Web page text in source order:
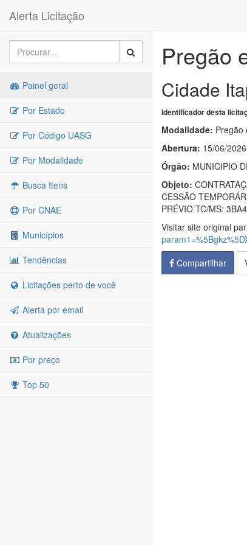
Alerta Licitação
Painel geral
Por Estado
Por Código UASG
Por Modalidade
Busca Itens
Por CNAE
Municípios
Tendências
Licitações perto de você
Alerta por email
Atualizações
Por preço
Top 50
Pregão
Cidade
Identificador desta
Modalidade: Pregão
Abertura: 15/06/
Órgão: MUNICIPIO
Objeto:
CESSÃO
PRÉVIO TC/MS:
Visitar site original
Compartilhar